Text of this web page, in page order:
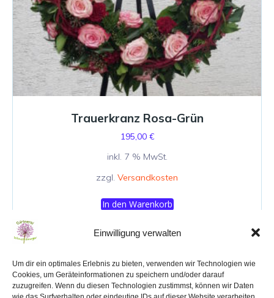
Einwilligung verwalten
Um dir ein optimales Erlebnis zu bieten, verwenden wir Technologien wie
Cookies, um Geräteinformationen zu speichern und/oder darauf
zuzugreifen. Wenn du diesen Technologien zustimmst, können wir Daten
Trauerkranz Rosa-Grün
195,00 €
inkl. 7 % MwSt.
zzgl. Versandkosten
In den Warenkorb